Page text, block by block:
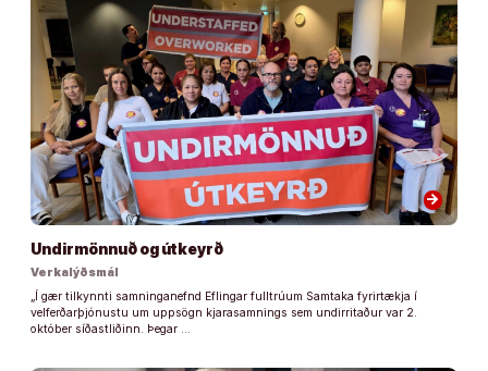
arrow_forward
Undirmönnuð og útkeyrð
Verkalýðsmál
„Í gær tilkynnti samninganefnd Eflingar fulltrúum Samtaka fyrirtækja í
velferðarþjónustu um uppsögn kjarasamnings sem undirritaður var 2.
október síðastliðinn. Þegar …